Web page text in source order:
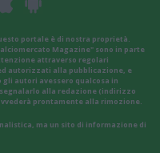
portale è di nostra proprietà.
Magazine" sono in parte
attraverso regolari
autorizzati alla pubblicazione, e
autori avessero qualcosa in
alla redazione (indirizzo
prontamente alla rimozione.
ma un sito di informazione di